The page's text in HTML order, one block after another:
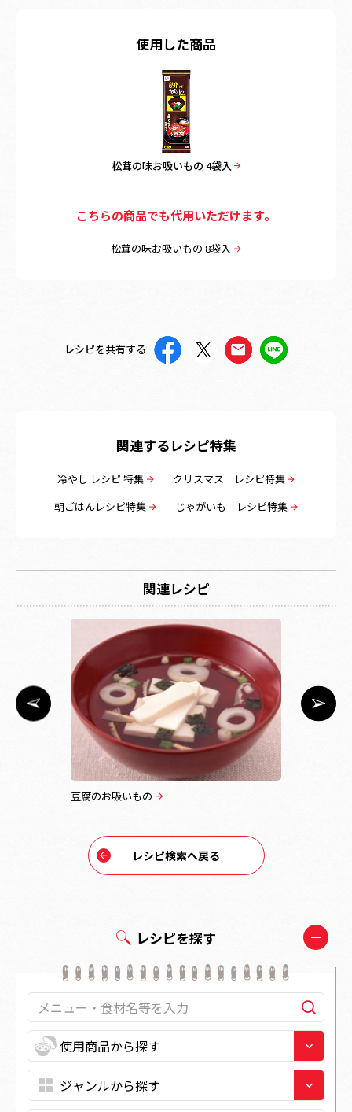
レシピを探す
使用した商品
松茸の味お吸いもの 4袋入
こちらの商品でも代用いただけます。
松茸の味お吸いもの 8袋入
レシピを共有する
関連するレシピ特集
冷やし レシピ 特集
クリスマス レシピ特集
朝ごはんレシピ特集
じゃがいも レシピ特集
関連レシピ
豆腐のお吸いもの
レシピ検索へ戻る